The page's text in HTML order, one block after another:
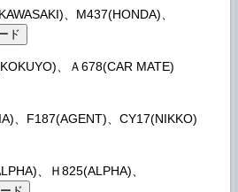
、M437(HONDA)、
、Ａ678(CAR MATE)
、F187(AGENT)、CY17(NIKKO)
、Ｈ825(ALPHA)、